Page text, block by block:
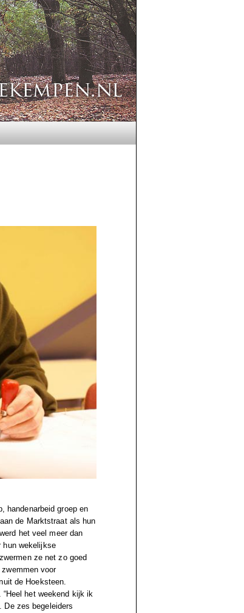
handenarbeid groep en
de Marktstraat als hun
het veel meer dan
hun wekelijkse
ze net zo goed
voor
de Hoeksteen.
het weekend kijk ik
De zes begeleiders